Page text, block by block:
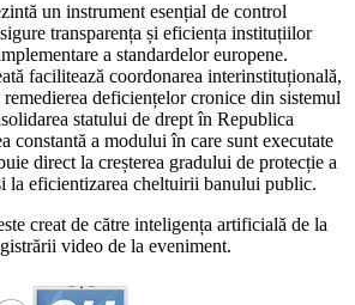
un instrument esențial de control
transparența și eficiența instituțiilor
a standardelor europene.
facilitează coordonarea interinstituțională,
deficiențelor cronice din sistemul
statului de drept în Republica
constantă a modului în care sunt executate
direct la creșterea gradului de protecție a
la eficientizarea cheltuirii banului public.
creat de către inteligența artificială de la
video de la eveniment.